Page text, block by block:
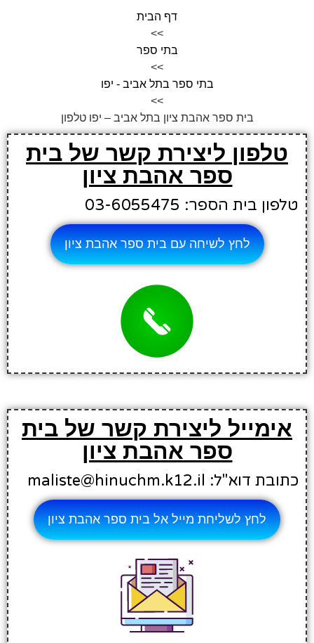
דף הבית
>>
בתי ספר
>>
בתי ספר בתל אביב - יפו
>>
בית ספר אהבת ציון בתל אביב – יפו טלפון
טלפון ליצירת קשר של בית
ספר אהבת ציון
טלפון בית הספר: 03-6055475
לחץ לשיחה עם בית ספר אהבת ציון
אימייל ליצירת קשר של בית
ספר אהבת ציון
כתובת דוא"ל: maliste@hinuchm.k12.il
לחץ לשליחת מייל אל בית ספר אהבת ציון